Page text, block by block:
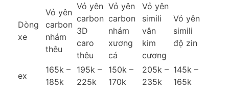
Dòng
xe
Vỏ yên
carbon
nhám
thêu
Vỏ yên
carbon
3D
caro
thêu
Vỏ yên
carbon
nhám
xương
cá
Vỏ yên
simili
vân
kim
cương
Vỏ yên
simili
độ zin
ex
165k –
185k
195k –
225k
150k –
170k
205k –
235k
145k –
165k